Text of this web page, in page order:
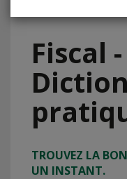
Fiscal -
TROUVEZ LA
UN INSTANT.